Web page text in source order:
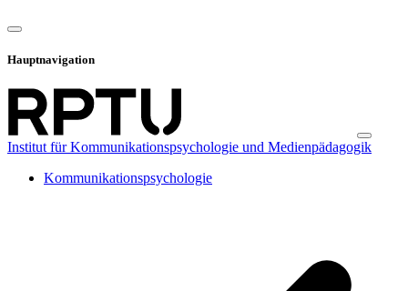
Hauptnavigation
Institut für Kommunikationspsychologie und Medienpädagogik
Kommunikationspsychologie